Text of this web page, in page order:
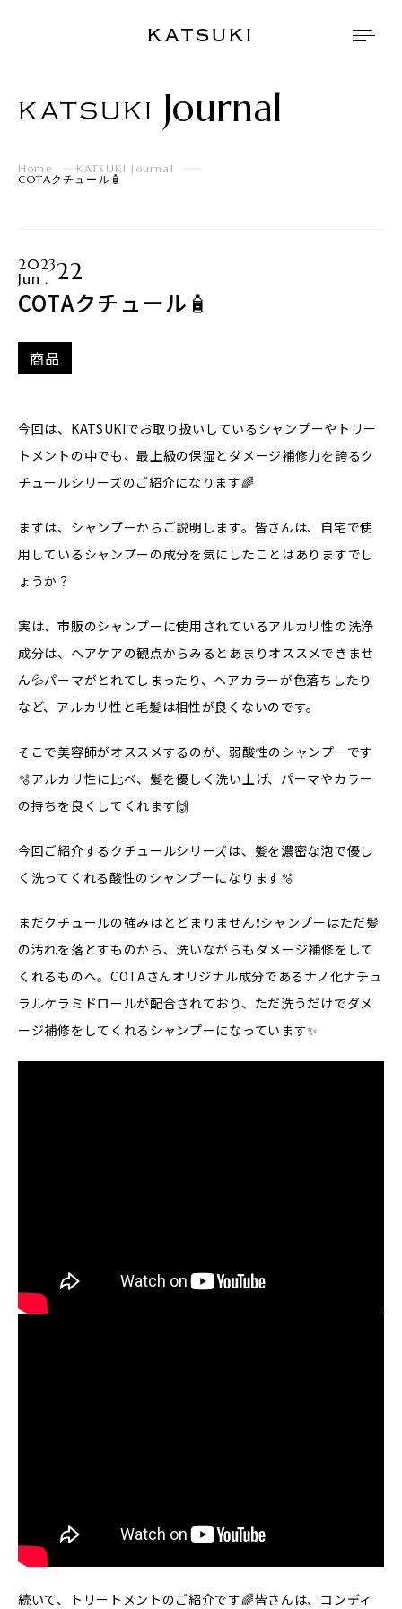
KATSUKI
KATSUKI Journal
Home
KATSUKI Journal
COTAクチュール🧴
2023
Jun . 22
COTAクチュール🧴
商品
今回は、KATSUKIでお取り扱いしているシャンプーやトリー
トメントの中でも、最上級の保湿とダメージ補修力を誇るク
チュールシリーズのご紹介になります🌈
まずは、シャンプーからご説明します。皆さんは、自宅で使
用しているシャンプーの成分を気にしたことはありますでし
ょうか？
実は、市販のシャンプーに使用されているアルカリ性の洗浄
成分は、ヘアケアの観点からみるとあまりオススメできませ
ん💦パーマがとれてしまったり、ヘアカラーが色落ちしたり
など、アルカリ性と毛髪は相性が良くないのです。
そこで美容師がオススメするのが、弱酸性のシャンプーです
🫧アルカリ性に比べ、髪を優しく洗い上げ、パーマやカラー
の持ちを良くしてくれます🙌
今回ご紹介するクチュールシリーズは、髪を濃密な泡で優し
く洗ってくれる酸性のシャンプーになります🫧
まだクチュールの強みはとどまりません❗️シャンプーはただ髪
の汚れを落とすものから、洗いながらもダメージ補修をして
くれるものへ。COTAさんオリジナル成分であるナノ化ナチュ
ラルケラミドロールが配合されており、ただ洗うだけでダメ
ージ補修をしてくれるシャンプーになっています✨
続いて、トリートメントのご紹介です🌈皆さんは、コンディ